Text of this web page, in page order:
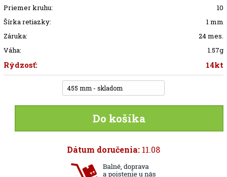
Priemer kruhu:
10
Šírka retiazky:
1 mm
Záruka:
24 mes.
Váha:
1.57g
Rýdzosť: 14kt
455 mm - skladom
Do košíka
Dátum doručenia: 11.08